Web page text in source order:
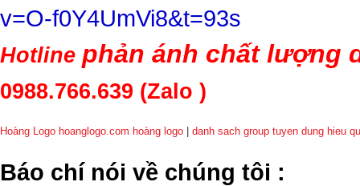
v=O-f0Y4UmVi8&t=93s
Hotline phản ánh chất lượng
0988.766.639 (Zalo )
Hoàng Logo hoanglogo.com hoàng logo danh sach group tuyen dung hieu
​Báo chí nói về chúng tôi :